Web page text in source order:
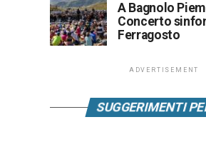
A Bagnolo
Concerto
Ferragosto
ADVERTISEMENT
SUGGERIMENTI